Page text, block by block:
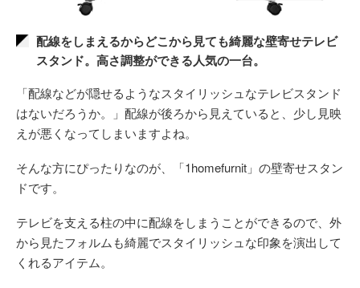
配線をしまえるからどこから見ても綺麗な壁寄せテレビ
スタンド。高さ調整ができる人気の一台。
「配線などが隠せるようなスタイリッシュなテレビスタンド
はないだろうか。」配線が後ろから見えていると、少し見映
えが悪くなってしまいますよね。
そんな方にぴったりなのが、「1homefurnit」の壁寄せスタン
ドです。
テレビを支える柱の中に配線をしまうことができるので、外
から見たフォルムも綺麗でスタイリッシュな印象を演出して
くれるアイテム。